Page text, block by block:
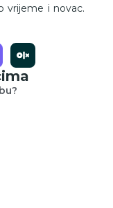
vrijeme i novac.